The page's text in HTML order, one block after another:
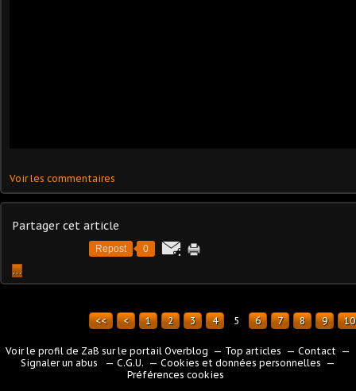
Voir les commentaires
Partager cet article
Repost 0
…
<< < 1 2 3 4 5 6 7 8 9 10
Voir le profil de ZaB sur le portail Overblog Top articles
Contact
Signaler un abus
C.G.U.
Cookies et données personnelles
Préférences cookies